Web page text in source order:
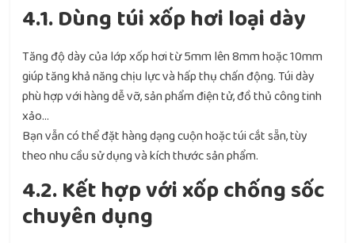
4.1. Dùng túi xốp hơi loại dày
Tăng độ dày của lớp xốp hơi từ 5mm lên 8mm hoặc 10mm
giúp tăng khả năng chịu lực và hấp thụ chấn động. Túi dày
phù hợp với hàng dễ vỡ, sản phẩm điện tử, đồ thủ công tinh
xảo…
Bạn vẫn có thể đặt hàng dạng cuộn hoặc túi cắt sẵn, tùy
theo nhu cầu sử dụng và kích thước sản phẩm.
4.2. Kết hợp với xốp chống sốc
chuyên dụng